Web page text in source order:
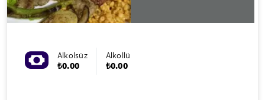
Alkolsüz
₺0.00
Alkollü
₺0.00